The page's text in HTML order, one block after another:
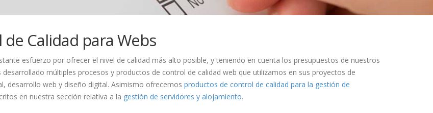
Calidad para Webs
esfuerzo por ofrecer el nivel de calidad más alto posible, y teniendo en cuenta los presupuestos de nuestros
desarrollado múltiples procesos y productos de control de calidad web que utilizamos en sus proyectos de
desarrollo web y diseño digital. Asimismo ofrecemos productos de control de calidad para la gestión de
en nuestra sección relativa a la gestión de servidores y alojamiento.